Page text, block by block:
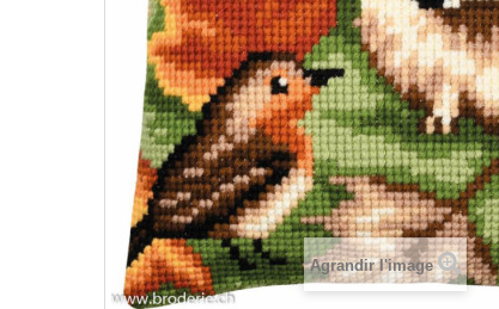
Agrandir l'image